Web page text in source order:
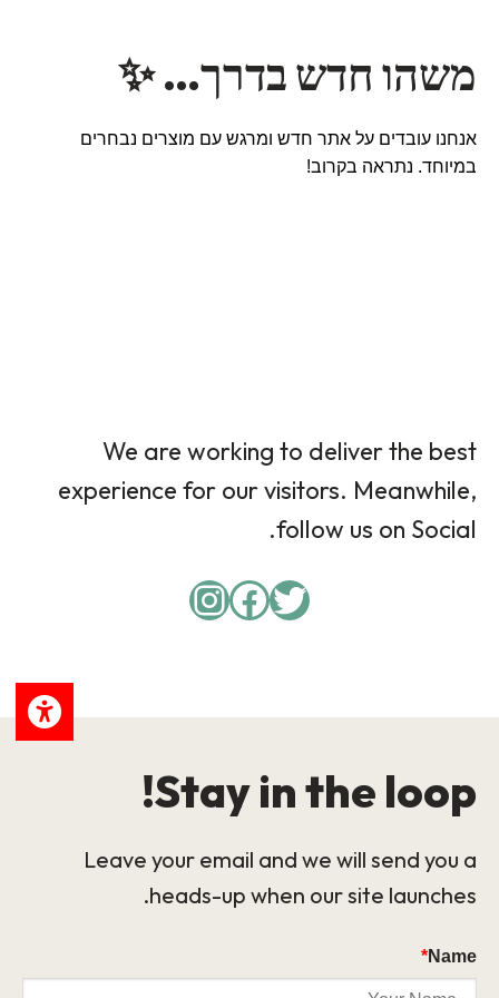
משהו חדש בדרך… ✨
אנחנו עובדים על אתר חדש ומרגש עם מוצרים נבחרים
במיוחד. נתראה בקרוב!
We are working to deliver the best
experience for our visitors. Meanwhile,
follow us on Social.
Twitter
Facebook
Instagram
Stay in the loop!
Leave your email and we will send you a
heads-up when our site launches.
Name
*